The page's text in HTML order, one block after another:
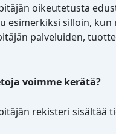
oikeutetusta
esimerkiksi silloin,
palveluiden,
voimme kerätä?
rekisteri sisältää